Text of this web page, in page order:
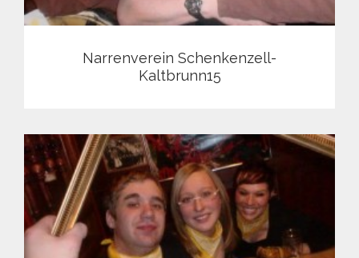
Narrenverein Schenkenzell-
Kaltbrunn15